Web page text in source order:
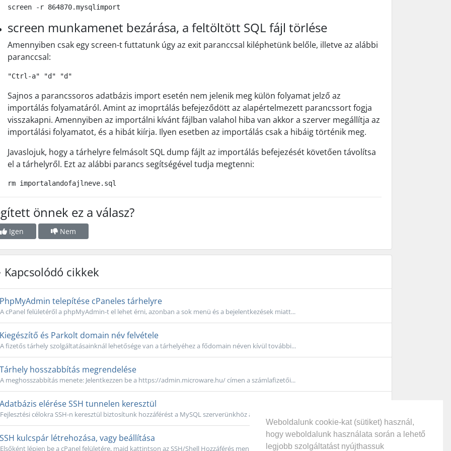
Weboldalunk cookie-kat (sütiket) használ,
hogy weboldalunk használata során a lehető
legjobb szolgáltatást nyújthassuk
screen -r 864870.mysqlimport
screen munkamenet bezárása, a feltöltött SQL fájl törlése
Amennyiben csak egy screen-t futtatunk úgy az exit paranccsal kiléphetünk belőle, illetve az alábbi
paranccsal:
"Ctrl-a" "d" "d"
Sajnos a parancssoros adatbázis import esetén nem jelenik meg külön folyamat jelző az
importálás folyamatáról. Amint az imoprtálás befejeződött az alapértelmezett parancssort fogja
visszakapni. Amennyiben az importálni kívánt fájlban valahol hiba van akkor a szerver megállítja az
importálási folyamatot, és a hibát kiírja. Ilyen esetben az importálás csak a hibáig történik meg.
Javaslojuk, hogy a tárhelyre felmásolt SQL dump fájlt az importálás befejezését követően távolítsa
el a tárhelyről. Ezt az alábbi parancs segítségével tudja megtenni:
rm importalandofajlneve.sql
önnek ez a válasz?
Igen Nem
Kapcsolódó cikkek
telepítése cPaneles tárhelyre
A cPanel felületéről a phpMyAdmin-t el lehet érni, azonban a sok menü és a bejelentkezések miatt...
és Parkolt domain név felvétele
A fizetős tárhely szolgáltatásainknál lehetősége van a tárhelyéhez a fődomain néven kívül további...
hosszabbítás megrendelése
A meghosszabbítás menete: Jelentkezzen be a https://admin.microware.hu/ címen a számlafizetői...
elérése SSH tunnelen keresztül
Fejlesztési célokra SSH-n keresztül biztosítunk hozzáférést a MySQL szerverünkhöz a Haladó,...
kulcspár létrehozása, vagy beállítása
Elsőként lépjen be a cPanel felületére, majd kattintson az SSH/Shell Hozzáférés menüpontra....